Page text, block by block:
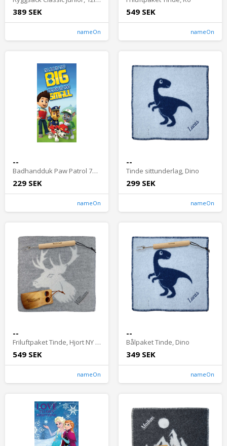
389 SEK
nameOn
549 SEK
nameOn
--
Badhandduk Paw Patrol 70x140 cm
229 SEK
nameOn
--
Tinde sittunderlag, Dino
299 SEK
nameOn
--
Friluftpaket Tinde, Hjort NY 2024
549 SEK
nameOn
--
Bålpaket Tinde, Dino
349 SEK
nameOn